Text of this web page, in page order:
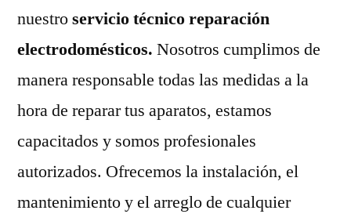
nuestroservicio técnico reparación
electrodomésticos. Nosotros cumplimos de
manera responsable todas las medidas a la
hora de reparar tus aparatos, estamos
capacitados y somos profesionales
autorizados. Ofrecemos la instalación, el
mantenimiento y el arreglo de cualquier